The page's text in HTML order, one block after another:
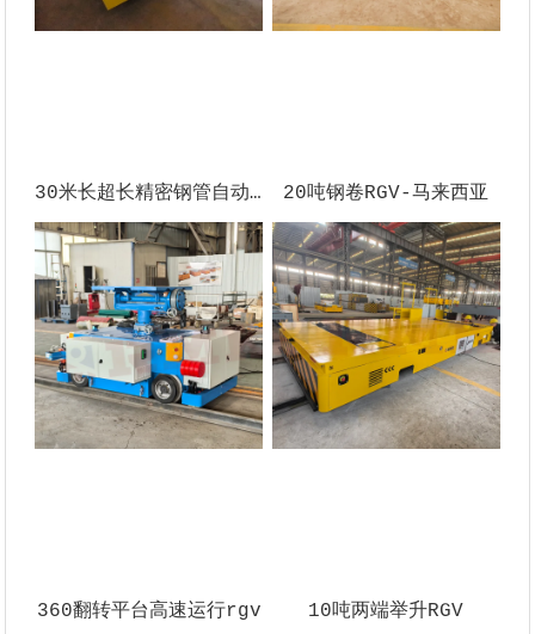
30米长超长精密钢管自动化轨道车-RGV 20吨钢卷RGV-马来西亚
360翻转平台高速运行rgv 10吨两端举升RGV